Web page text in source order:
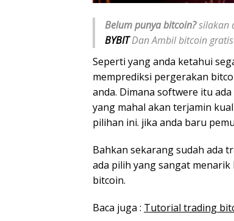
Belum punya bitcoin?silakan
BYBITDan Ambil bitcoin
Seperti yang anda ketahui
memprediksi pergerakan
anda. Dimana softwere itu
yang mahal akan terjamin
pilihan ini. jika anda baru
Bahkan sekarang sudah ada
ada pilih yang sangat
bitcoin.
Baca juga : Tutorial trading